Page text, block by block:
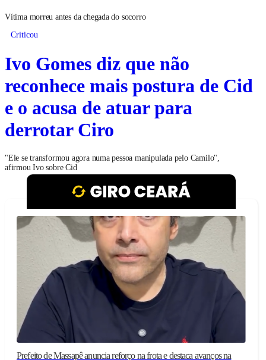
Vítima morreu antes da chegada do socorro
Criticou
Ivo Gomes diz que não
reconhece mais postura de Cid
e o acusa de atuar para
derrotar Ciro
"Ele se transformou agora numa pessoa manipulada pelo Camilo",
afirmou Ivo sobre Cid
Prefeito de Massapê anuncia reforço na frota e destaca avanços na